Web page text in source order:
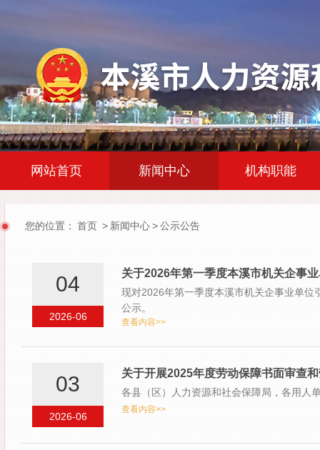
网站首页 新闻中心 机构职能
您的位置： 首页 > 新闻中心>公示公告
2026-06
04 关于2026年第一季度本溪市机关企事
现对2026年第一季度本溪市机关企事业单
公示。
查看内容>>
2026-06
03 关于开展2025年度劳动保障书面审查
各县（区）人力资源和社会保障局，各用人
查看内容>>